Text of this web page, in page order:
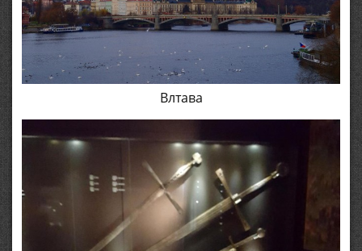
Влтава